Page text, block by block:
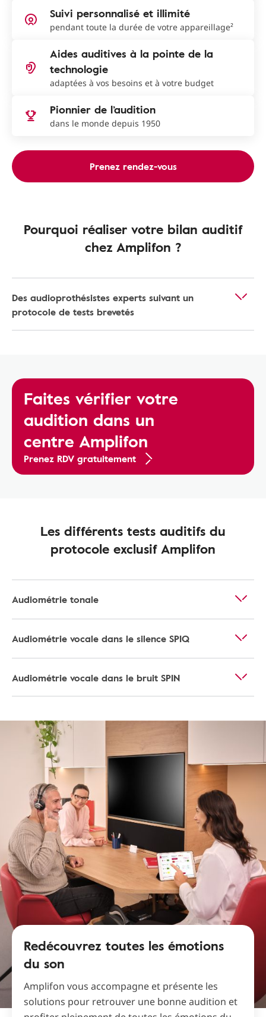
Suivi personnalisé et illimité
pendant toute la durée de votre appareillage²
Aides auditives à la pointe de la
technologie
adaptées à vos besoins et à votre budget
Pionnier de l’audition
dans le monde depuis 1950
Prenez rendez-vous
Pourquoi réaliser votre bilan auditif
chez Amplifon ?
Des audioprothésistes experts suivant un
protocole de tests brevetés
Faites vérifier votre
audition dans un
centre Amplifon
Prenez RDV gratuitement
Les différents tests auditifs du
protocole exclusif Amplifon
Audiométrie tonale
Audiométrie vocale dans le silence SPIQ
Audiométrie vocale dans le bruit SPIN
Redécouvrez toutes les émotions
du son
Amplifon vous accompagne et présente les
solutions pour retrouver une bonne audition et